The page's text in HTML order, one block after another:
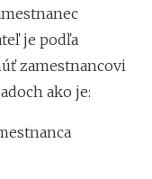
je podľa
zamestnancovi
ako je: